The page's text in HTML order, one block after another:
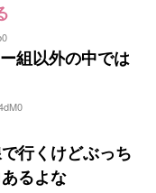
組以外の中では
行くけどぶっち
るよな